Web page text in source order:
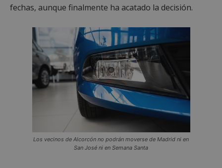
fechas, aunque finalmente ha acatado la decisión.
Los vecinos de Alcorcón no podrán moverse de Madrid ni en
San José ni en Semana Santa